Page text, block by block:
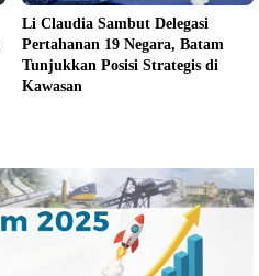
Li Claudia Sambut Delegasi
Pertahanan 19 Negara, Batam
Tunjukkan Posisi Strategis di
Kawasan